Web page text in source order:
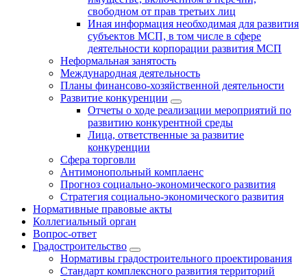
свободном от прав третьих лиц
Иная информация необходимая для развития
субъектов МСП, в том числе в сфере
деятельности корпорации развития МСП
Неформальная занятость
Международная деятельность
Планы финансово-хозяйственной деятельности
Развитие конкуренции
Отчеты о ходе реализации мероприятий по
развитию конкурентной среды
Лица, ответственные за развитие
конкуренции
Сфера торговли
Антимонопольный комплаенс
Прогноз социально-экономического развития
Стратегия социально-экономического развития
Нормативные правовые акты
Коллегиальный орган
Вопрос-ответ
Градостроительство
Нормативы градостроительного проектирования
Стандарт комплексного развития территорий